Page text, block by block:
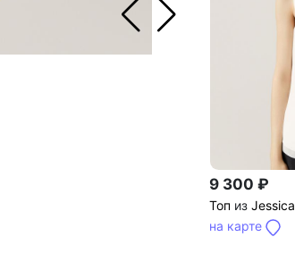
9 300 ₽
Топ из Jessica
на карте